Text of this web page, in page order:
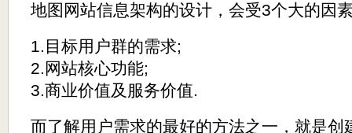
地图网站信息架构的设计，会受3个大的因
1.目标用户群的需求;
2.网站核心功能;
3.商业价值及服务价值.
而了解用户需求的最好的方法之一，就是创